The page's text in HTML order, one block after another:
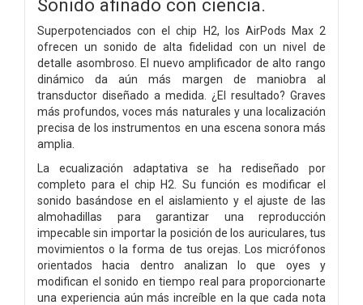
Sonido afinado con ciencia.
Superpotenciados con el chip H2, los AirPods Max 2
ofrecen un sonido de alta fidelidad con un nivel de
detalle asombroso. El nuevo amplificador de alto rango
dinámico da aún más margen de maniobra al
transductor diseñado a medida. ¿El resultado? Graves
más profundos, voces más naturales y una localización
precisa de los instrumentos en una escena sonora más
amplia.
La ecualización adaptativa se ha rediseñado por
completo para el chip H2. Su función es modificar el
sonido basándose en el aislamiento y el ajuste de las
almohadillas para garantizar una reproducción
impecable sin importar la posición de los auriculares, tus
movimientos o la forma de tus orejas. Los micrófonos
orientados hacia dentro analizan lo que oyes y
modifican el sonido en tiempo real para proporcionarte
una experiencia aún más increíble en la que cada nota